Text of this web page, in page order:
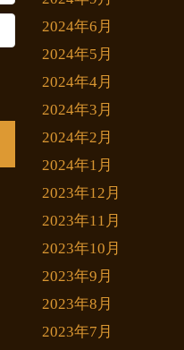
2024年6月
2024年5月
2024年4月
2024年3月
2024年2月
2024年1月
2023年12月
2023年11月
2023年10月
2023年9月
2023年8月
2023年7月